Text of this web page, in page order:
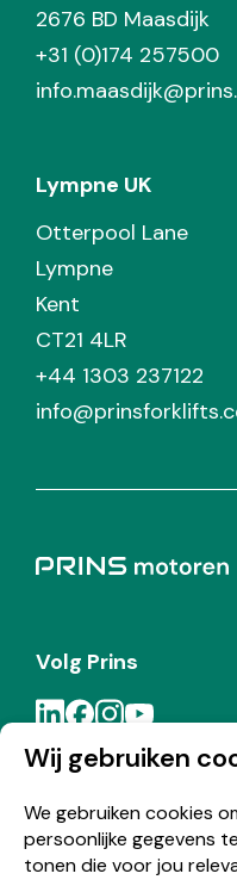
Wij gebruiken
We gebruiken cookies
persoonlijke gegevens
tonen die voor jou
2676 BD Maasdijk
+31 (0)174 257500
Lympne UK
Otterpool Lane
Lympne
Kent
CT21 4LR
+44 1303 237122
Volg Prins
Meld je aan voor